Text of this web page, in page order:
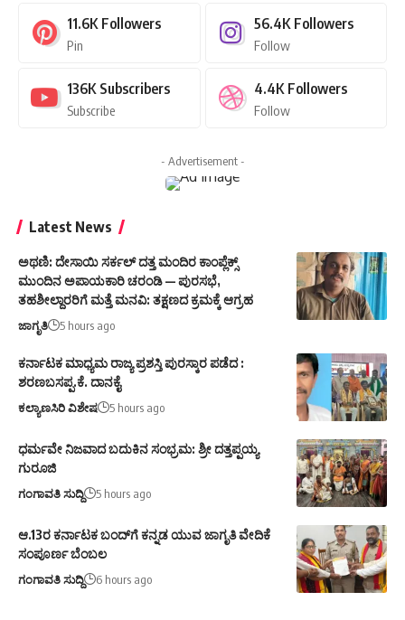
11.6K Followers
Pin
56.4K Followers
Follow
136K Subscribers
Subscribe
4.4K Followers
Follow
- Advertisement -
Latest News
ಅಥಣಿ: ದೇಸಾಯಿ ಸರ್ಕಲ್ ದತ್ತ ಮಂದಿರ ಕಾಂಪ್ಲೆಕ್ಸ್
ಮುಂದಿನ ಅಪಾಯಕಾರಿ ಚರಂಡಿ — ಪುರಸಭೆ,
ತಹಶೀಲ್ದಾರರಿಗೆ ಮತ್ತೆ ಮನವಿ: ತಕ್ಷಣದ ಕ್ರಮಕ್ಕೆ ಆಗ್ರಹ
ಜಾಗೃತಿ 5 hours ago
ಕರ್ನಾಟಕ ಮಾಧ್ಯಮ ರಾಜ್ಯ ಪ್ರಶಸ್ತಿ ಪುರಸ್ಕಾರ ಪಡೆದ :
ಶರಣಬಸಪ್ಪ.ಕೆ. ದಾನಕೈ
ಕಲ್ಯಾಣಸಿರಿ ವಿಶೇಷ 5 hours ago
ಧರ್ಮವೇ ನಿಜವಾದ ಬದುಕಿನ ಸಂಭ್ರಮ: ಶ್ರೀ ದತ್ತಪ್ಪಯ್ಯ
ಗುರೂಜಿ
ಗಂಗಾವತಿ ಸುದ್ದಿ 5 hours ago
ಆ.13ರ ಕರ್ನಾಟಕ ಬಂದ್‌ಗೆ ಕನ್ನಡ ಯುವ ಜಾಗೃತಿ ವೇದಿಕೆ
ಸಂಪೂರ್ಣ ಬೆಂಬಲ
ಗಂಗಾವತಿ ಸುದ್ದಿ 6 hours ago